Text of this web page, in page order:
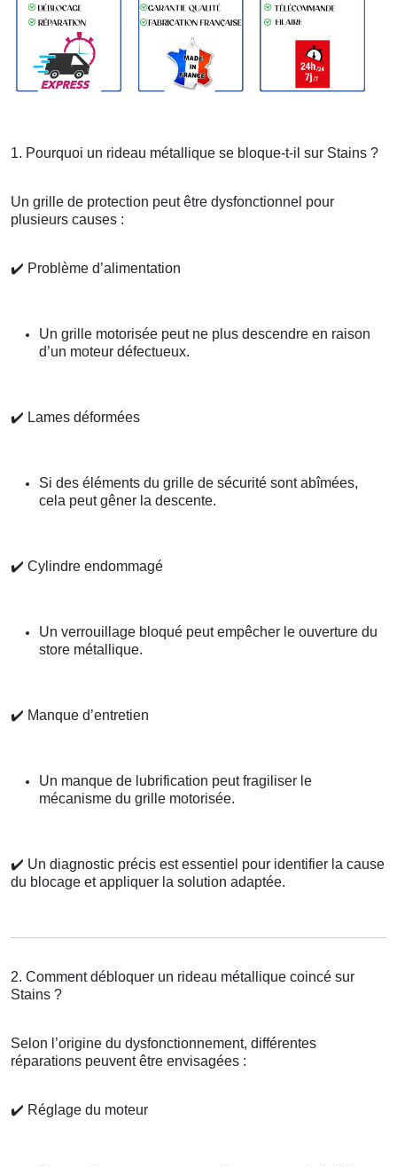
1. Pourquoi un rideau métallique se bloque-t-il sur Stains ?
Un grille de protection peut être dysfonctionnel pour
plusieurs causes :
✔️ Problème d’alimentation
Un grille motorisée peut ne plus descendre en raison
d’un moteur défectueux.
✔️ Lames déformées
Si des éléments du grille de sécurité sont abîmées,
cela peut gêner la descente.
✔️ Cylindre endommagé
Un verrouillage bloqué peut empêcher le ouverture du
store métallique.
✔️ Manque d’entretien
Un manque de lubrification peut fragiliser le
mécanisme du grille motorisée.
✔️ Un diagnostic précis est essentiel pour identifier la cause
du blocage et appliquer la solution adaptée.
2. Comment débloquer un rideau métallique coincé sur
Stains ?
Selon l’origine du dysfonctionnement, différentes
réparations peuvent être envisagées :
✔️ Réglage du moteur